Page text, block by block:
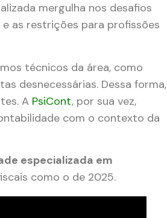
mergulha nos desafios
as restrições para profissões
técnicos da área, como
desnecessárias. Dessa forma,
A PsiCont, por sua vez,
com o contexto da
especializada em
como o de 2025.